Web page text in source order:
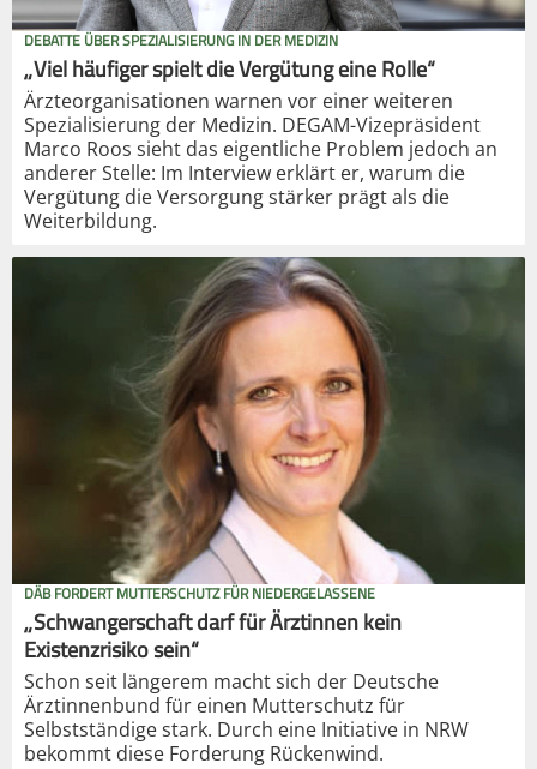
DEBATTE ÜBER SPEZIALISIERUNG IN DER MEDIZIN
„Viel häufiger spielt die Vergütung eine Rolle“
Ärzteorganisationen warnen vor einer weiteren
Spezialisierung der Medizin. DEGAM-Vizepräsident
Marco Roos sieht das eigentliche Problem jedoch an
anderer Stelle: Im Interview erklärt er, warum die
Vergütung die Versorgung stärker prägt als die
Weiterbildung.
DÄB FORDERT MUTTERSCHUTZ FÜR NIEDERGELASSENE
„Schwangerschaft darf für Ärztinnen kein
Existenzrisiko sein“
Schon seit längerem macht sich der Deutsche
Ärztinnenbund für einen Mutterschutz für
Selbstständige stark. Durch eine Initiative in NRW
bekommt diese Forderung Rückenwind.